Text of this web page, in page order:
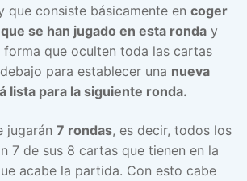
que consiste básicamente en coger
se han jugado en esta ronda y
que oculten toda las cartas
para establecer una nueva
lista para la siguiente ronda.
jugarán 7 rondas, es decir, todos los
7 de sus 8 cartas que tienen en la
acabe la partida. Con esto cabe